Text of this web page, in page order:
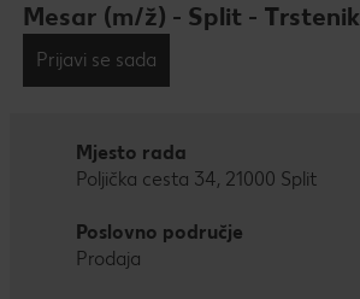
Mesar (m/ž) - Split - Trstenik
Prijavi se sada
Mjesto rada
Poljička cesta 34, 21000 Split
Poslovno područje
Prodaja